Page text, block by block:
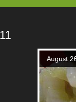
August